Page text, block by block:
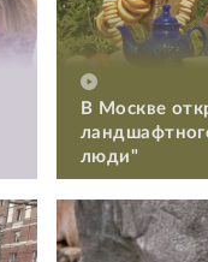
В Москве
люди"